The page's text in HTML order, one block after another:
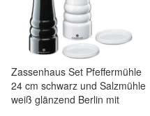
Zassenhaus Set Pfeffermühle
24 cm schwarz und Salzmühle
weiß glänzend Berlin mit